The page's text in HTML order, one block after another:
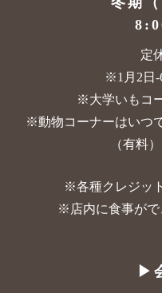
定
※1月2日-
※大学いもコ
※動物コーナーはいつ
（有料
※各種クレジッ
※店内に食事がで
▶︎